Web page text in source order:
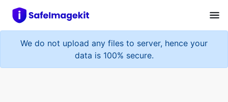
We do not upload any files to server, hence your
data is 100% secure.